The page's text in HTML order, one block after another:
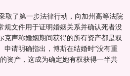
取了第一步法律行动，向加州高等法院
规文件用于证明婚姻关系并确认死者没
克声称婚姻期间获得的所有资产都是双
申请明确指出，博斯在结婚时“没有重
资产，这成为确定她有权获得一半共